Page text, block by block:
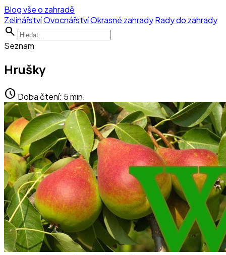
Blog vše o zahradě
ZelinářstvíOvocnářstvíOkrasné zahradyRady do zahrady
search
Seznam
Hrušky
schedule Doba čtení: 5 min.